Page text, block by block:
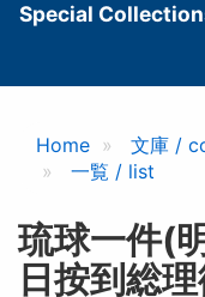
Special
Home 文庫 /
一覧 / list
琉球一件(
日按到総